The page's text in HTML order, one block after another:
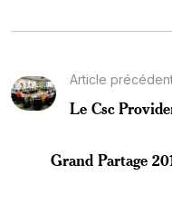
Article
Le Csc
Grand Partage